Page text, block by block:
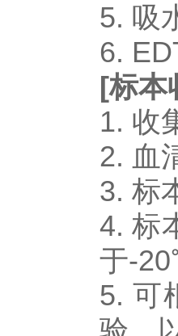
5. 吸
6.
[标本
1. 收
2. 血
3. 标
4. 标
于-
5. 可